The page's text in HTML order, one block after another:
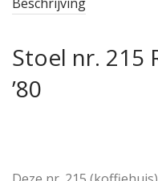
Beschrijving
Stoel nr. 215
’80